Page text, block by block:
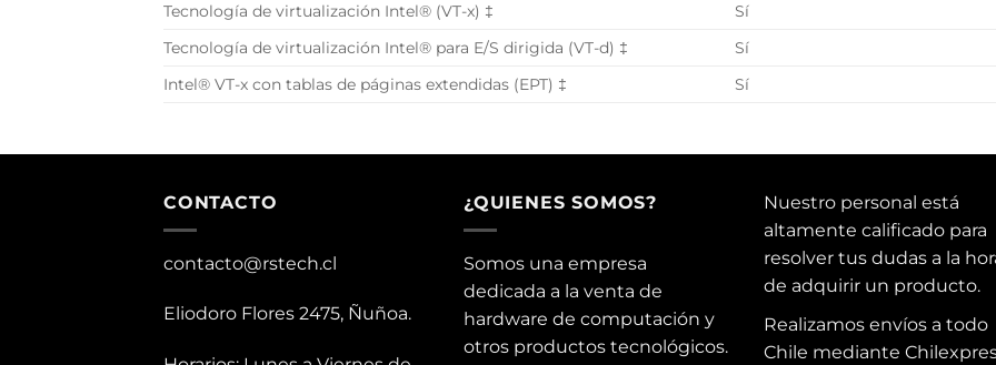
Tecnología de virtualización Intel® (VT-x) ‡
Sí
Tecnología de virtualización Intel® para E/S dirigida (VT-d) ‡
Sí
Intel® VT-x con tablas de páginas extendidas (EPT) ‡
Sí
CONTACTO
contacto@rstech.cl
Eliodoro Flores 2475, Ñuñoa.
¿QUIENES SOMOS?
Somos una empresa
dedicada a la venta de
hardware de computación y
otros productos tecnológicos.
Nuestro personal está
altamente calificado para
resolver tus dudas a la
de adquirir un producto.
Realizamos envíos a todo
Chile mediante